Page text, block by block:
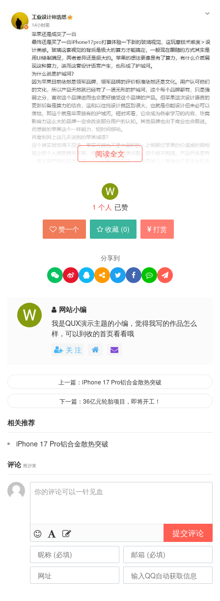
短期内其他品牌难以复制，尽管短期内各家可能效
同时他分析iPhone 17系列出现的边缘掉漆现象，
或与采用相对较软的再生铝合金材质有关，这类环
定，容易因摩擦产生磨损，而此类问题在消费电子
产品中并非个例，目前多数品牌产品都难以完全避
阅读全文
1 个人 已赞
赞一个 收藏 (0) 打赏
分享到
网站小编
我是QUX演示主题的小编，觉得我写的作品怎么
样，可以到收的首页看看哦
关 注
上一篇：iPhone 17 Pro铝合金散热突破
下一篇：36亿元轮胎项目，即将开工！
相关推荐
iPhone 17 Pro铝合金散热突破
评论 抢沙发
提交评论